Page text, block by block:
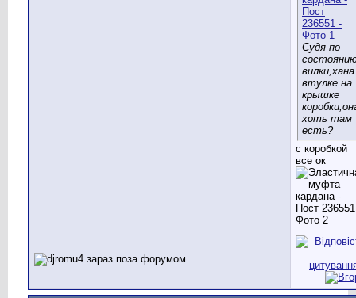
Судя по
вилки,хана
втулке на
крышке
хоть там
есть?
с коробкой
все ок